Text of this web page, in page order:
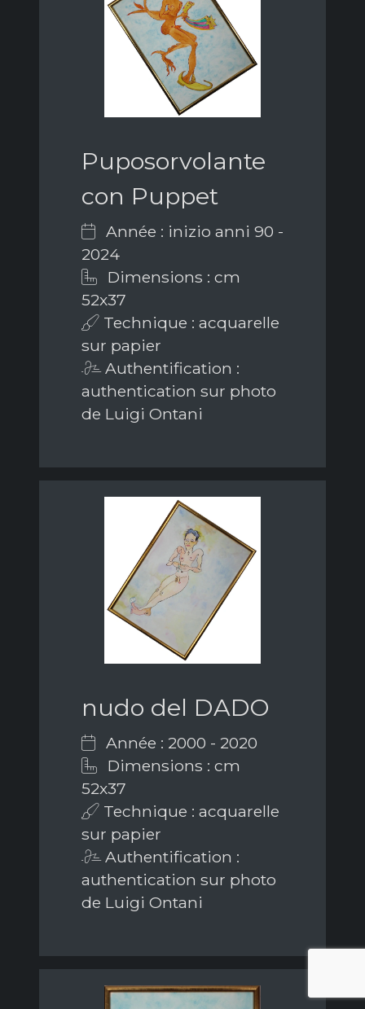
Puposorvolante
con Puppet
Année : inizio anni 90 -
2024
Dimensions : cm
52x37
Technique : acquarelle
sur papier
Authentification :
authentication sur photo
de Luigi Ontani
nudo del DADO
Année : 2000 - 2020
Dimensions : cm
52x37
Technique : acquarelle
sur papier
Authentification :
authentication sur photo
de Luigi Ontani